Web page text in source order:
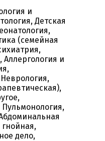
и
Детская
(семейная
и
дело,